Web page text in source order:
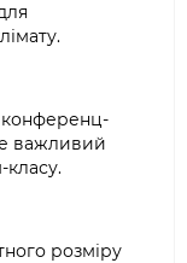
конференц-
важливий
класу.
розміру